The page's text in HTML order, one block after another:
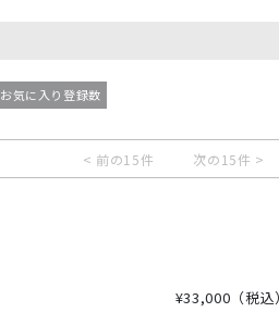
お気に入り登録数
< 前の15件 次の15件 >
¥33,000 （税込）